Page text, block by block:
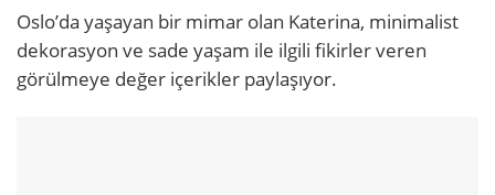
Oslo’da yaşayan bir mimar olan Katerina, minimalist
dekorasyon ve sade yaşam ile ilgili fikirler veren
görülmeye değer içerikler paylaşıyor.